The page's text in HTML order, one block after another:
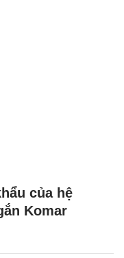
của hệ
Komar